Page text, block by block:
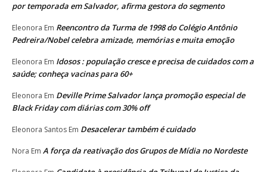
por temporada em Salvador, afirma gestora do segmento
Eleonora Em Reencontro da Turma de 1998 do Colégio Antônio
Pedreira/Nobel celebra amizade, memórias e muita emoção
Eleonora Em Idosos : população cresce e precisa de cuidados com a
saúde; conheça vacinas para 60+
Eleonora Em Deville Prime Salvador lança promoção especial de
Black Friday com diárias com 30% off
Eleonora Santos Em Desacelerar também é cuidado
Nora Em A força da reativação dos Grupos de Mídia no Nordeste